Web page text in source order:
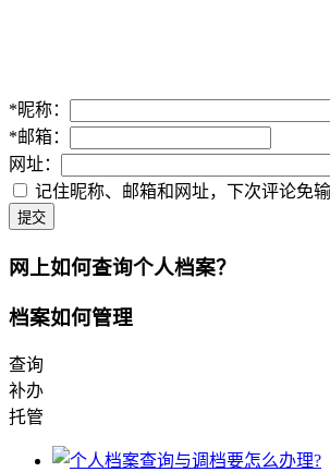
*昵称：
*邮箱：
网址：
记住昵称、邮箱和网址，下次评论免
提交
网上如何查询个人档案？
档案如何管理
查询
补办
托管